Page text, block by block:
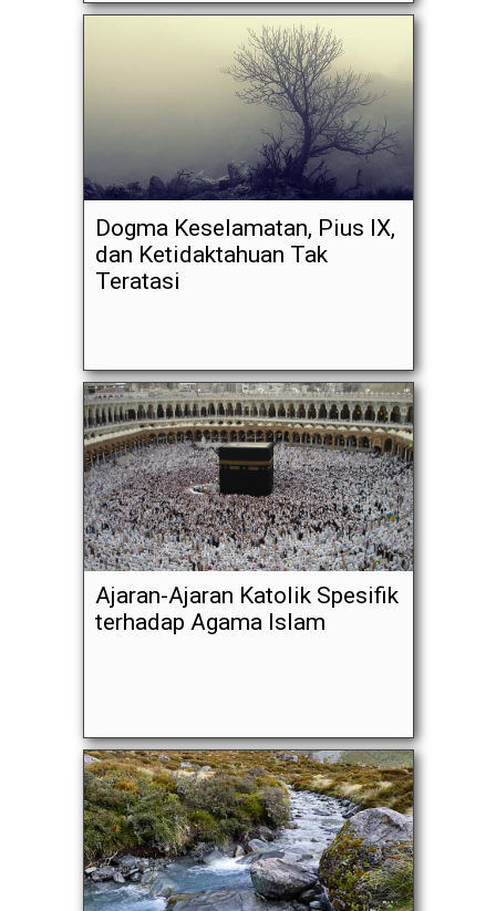
Dogma Keselamatan, Pius IX,
dan Ketidaktahuan Tak
Teratasi
Ajaran-Ajaran Katolik Spesifik
terhadap Agama Islam